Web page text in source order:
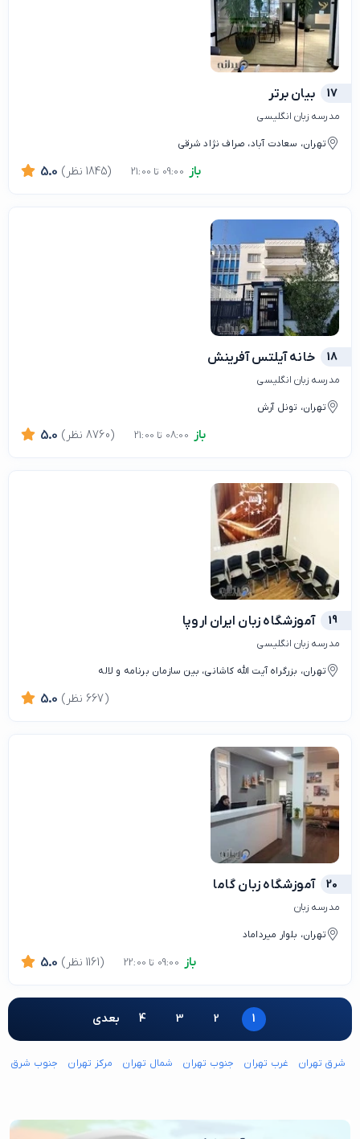
17 بیان برتر
مدرسه زبان انگلیسی
تهران، سعادت آباد، صراف نژاد شرقی
باز 5.0 (1845 نظر)
18 خانه آیلتس آفرینش
مدرسه زبان انگلیسی
تهران، تونل آرش
باز 5.0 (8760 نظر)
19 آموزشگاه زبان ایران اروپا
مدرسه زبان انگلیسی
تهران، بزرگراه آیت الله کاشانی، بین سازمان برنامه و لاله
5.0 (667 نظر)
20 آموزشگاه زبان گاما
مدرسه زبان
تهران، بلوار میرداماد
باز 5.0 (1161 نظر)
1
2
3
4 بعدی
شرق تهران غرب تهران جنوب تهران شمال تهران مرکز تهران جنوب شرق